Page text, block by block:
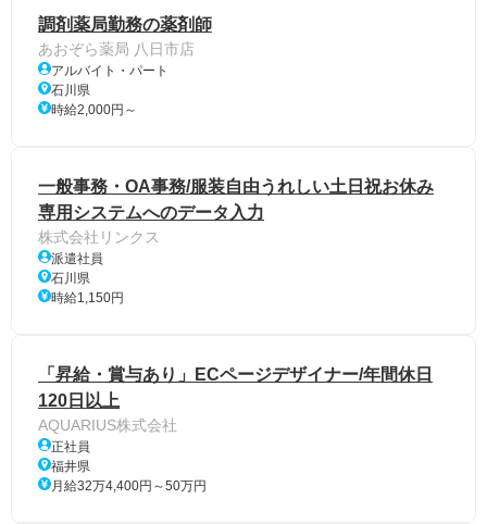
調剤薬局勤務の薬剤師
あおぞら薬局 八日市店
アルバイト・パート
石川県
時給2,000円～
一般事務・OA事務/服装自由うれしい土日祝お休み
専用システムへのデータ入力
株式会社リンクス
派遣社員
石川県
時給1,150円
「昇給・賞与あり」ECページデザイナー/年間休日
120日以上
AQUARIUS株式会社
正社員
福井県
月給32万4,400円～50万円